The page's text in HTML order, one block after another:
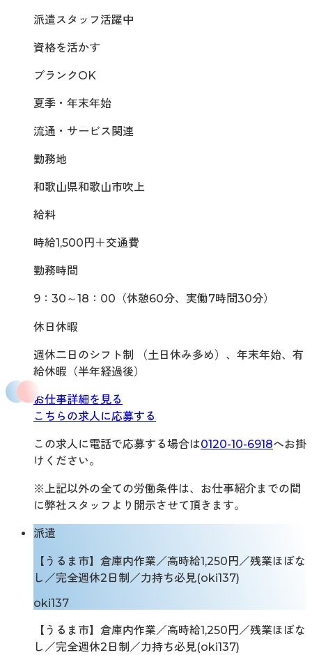
派遣スタッフ活躍中
資格を活かす
ブランクOK
夏季・年末年始
流通・サービス関連
勤務地
和歌山県和歌山市吹上
給料
時給1,500円＋交通費
勤務時間
9：30～18：00（休憩60分、実働7時間30分）
休日休暇
週休二日のシフト制 （土日休み多め）、年末年始、有
給休暇（半年経過後）
お仕事詳細を見る
こちらの求人に応募する
この求人に電話で応募する場合は0120-10-6918へお掛
けください。
※上記以外の全ての労働条件は、お仕事紹介までの間
に弊社スタッフより開示させて頂きます。
派遣
【うるま市】倉庫内作業／高時給1,250円／残業ほぼな
し／完全週休2日制／力持ち必見(oki137)
oki137
【うるま市】倉庫内作業／高時給1,250円／残業ほぼな
し／完全週休2日制／力持ち必見(oki137)